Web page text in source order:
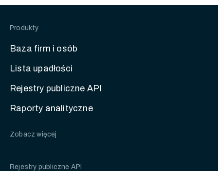
Produkty
Baza firm i osób
Lista upadłości
Rejestry publiczne API
Raporty analityczne
Zobacz więcej
Rejestry publiczne API